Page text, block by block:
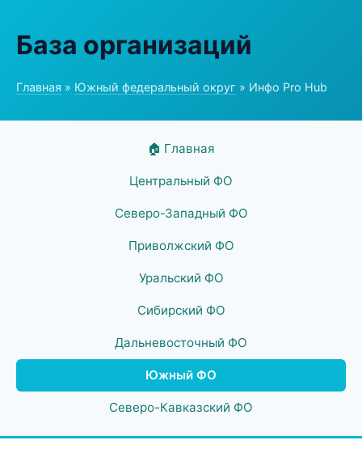
База организаций
Главная » Южный федеральный округ » Инфо Pro Hub
🏠 Главная
Центральный ФО
Северо-Западный ФО
Приволжский ФО
Уральский ФО
Сибирский ФО
Дальневосточный ФО
Южный ФО
Северо-Кавказский ФО